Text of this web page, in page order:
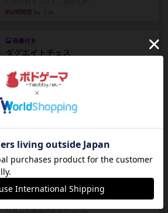
約2時間前
画像付き
ダグエイトチェス
敵のコマの種類が分かれば...
約2時間前by くみ
画像付き 充実
の煌めき デュエル』に、...
クランク! ：冒険者たち（拡張）